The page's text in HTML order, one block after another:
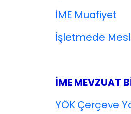
İME Muafiyet
İşletmede
İME MEVZUAT
YÖK Çerçeve